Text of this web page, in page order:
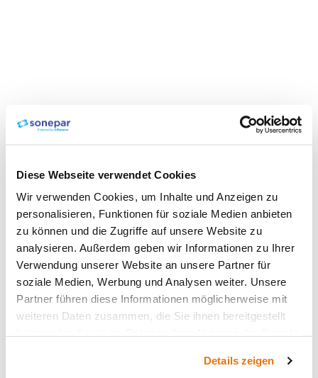
Diese Webseite verwendet Cookies
Wir verwenden Cookies, um Inhalte und Anzeigen zu
personalisieren, Funktionen für soziale Medien anbieten
zu können und die Zugriffe auf unsere Website zu
analysieren. Außerdem geben wir Informationen zu Ihrer
Verwendung unserer Website an unsere Partner für
soziale Medien, Werbung und Analysen weiter. Unsere
Partner führen diese Informationen möglicherweise mit
weiteren Daten zusammen, die Sie ihnen bereitgestellt
Details zeigen